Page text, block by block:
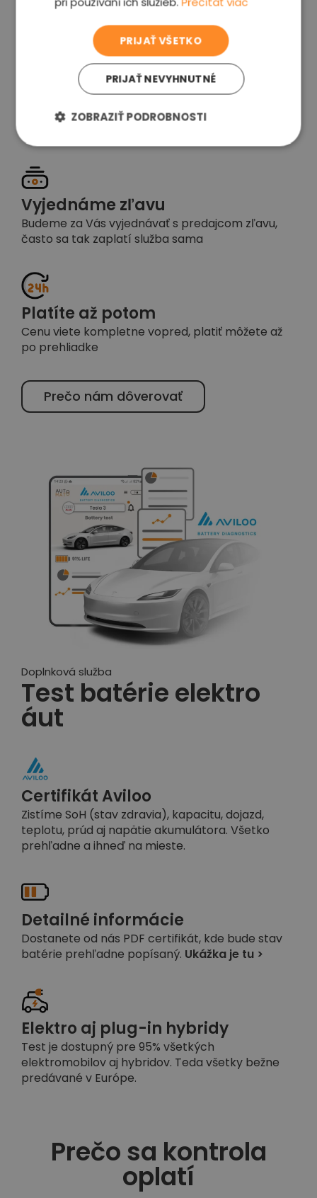
voľba
Garancia spokojnosti
Pokiaľ nebudete s našou prácou spokojní,
Vyjednáme zľavu
Budeme za Vás vyjednávať s predajcom zľavu,
často sa tak zaplatí služba sama
Platíte až potom
Cenu viete kompletne vopred, platiť môžete až
po prehliadke
Prečo nám dôverovať
Doplnková služba
Test batérie elektro
áut
Certifikát Aviloo
Zistíme SoH (stav zdravia), kapacitu, dojazd,
teplotu, prúd aj napätie akumulátora. Všetko
prehľadne a ihneď na mieste.
Detailné informácie
Dostanete od nás PDF certifikát, kde bude stav
batérie prehľadne popísaný. Ukážka je tu >
Elektro aj plug-in hybridy
Test je dostupný pre 95% všetkých
elektromobilov aj hybridov. Teda všetky bežne
predávané v Európe.
Prečo sa kontrola
oplatí
PRIJAŤ VŠETKO
PRIJAŤ NEVYHNUTNÉ
ZOBRAZIŤ PODROBNOSTI